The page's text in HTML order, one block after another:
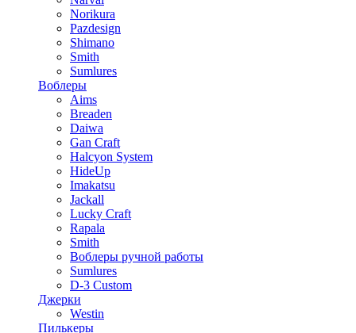
Norikura
Pazdesign
Shimano
Smith
Sumlures
Воблеры
Aims
Breaden
Daiwa
Gan Craft
Halcyon System
HideUp
Imakatsu
Jackall
Lucky Craft
Rapala
Smith
Воблеры ручной работы
Sumlures
D-3 Custom
Джерки
Westin
Пилькеры